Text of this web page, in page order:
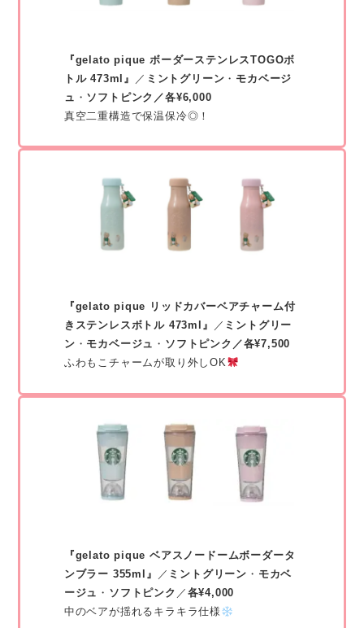
『gelato pique ボーダーステンレスTOGOボ
トル 473ml』
／ ミントグリーン ・ モカベージ
ュ ・ ソフトピンク／各¥6,000
真空二重構造で保温保冷◎！
『gelato pique リッドカバーベアチャーム付
きステンレスボトル 473ml』
／ ミントグリー
ン ・ モカベージュ ・ ソフトピンク／各¥7,500
ふわもこチャームが取り外しOK
『gelato pique ベアスノードームボーダータ
ンブラー 355ml』
／ ミントグリーン ・ モカベ
ージュ ・ ソフトピンク ／ 各¥4,000
中のベアが揺れるキラキラ仕様